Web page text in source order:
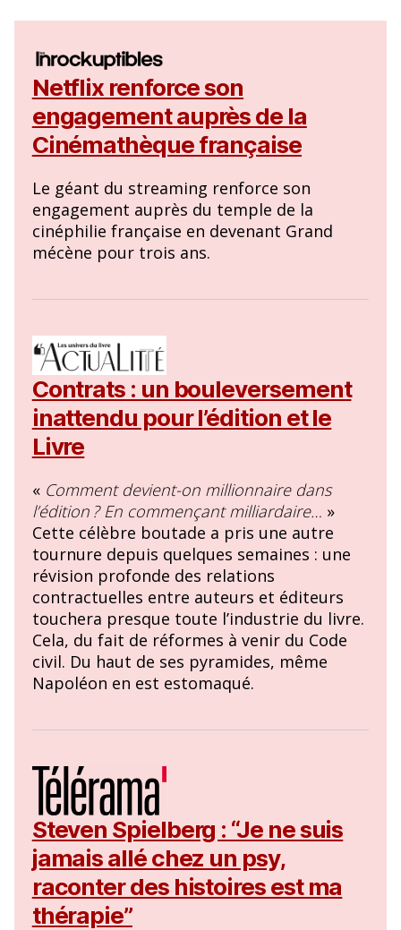
Netflix renforce son
engagement auprès de la
Cinémathèque française
Le géant du streaming renforce son
engagement auprès du temple de la
cinéphilie française en devenant Grand
mécène pour trois ans.
Contrats : un bouleversement
inattendu pour l’édition et le
Livre
« Comment devient-on millionnaire dans
l’édition ? En commençant milliardaire… »
Cette célèbre boutade a pris une autre
tournure depuis quelques semaines : une
révision profonde des relations
contractuelles entre auteurs et éditeurs
touchera presque toute l’industrie du livre.
Cela, du fait de réformes à venir du Code
civil. Du haut de ses pyramides, même
Napoléon en est estomaqué.
Steven Spielberg : “Je ne suis
jamais allé chez un psy,
raconter des histoires est ma
thérapie”